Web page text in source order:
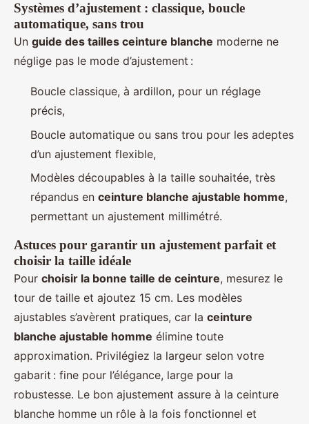
Systèmes d’ajustement : classique, boucle
automatique, sans trou
Un guide des tailles ceinture blanche moderne ne
néglige pas le mode d’ajustement :
Boucle classique, à ardillon, pour un réglage
précis,
Boucle automatique ou sans trou pour les adeptes
d’un ajustement flexible,
Modèles découpables à la taille souhaitée, très
répandus en ceinture blanche ajustable homme,
permettant un ajustement millimétré.
Astuces pour garantir un ajustement parfait et
choisir la taille idéale
Pour choisir la bonne taille de ceinture, mesurez le
tour de taille et ajoutez 15 cm. Les modèles
ajustables s’avèrent pratiques, car la ceinture
blanche ajustable homme élimine toute
approximation. Privilégiez la largeur selon votre
gabarit : fine pour l’élégance, large pour la
robustesse. Le bon ajustement assure à la ceinture
blanche homme un rôle à la fois fonctionnel et